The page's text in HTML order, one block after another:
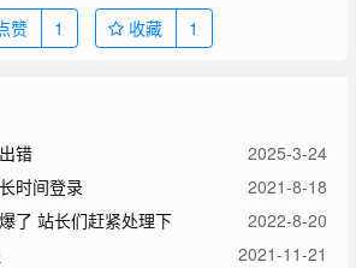
赞 1 收藏 1
错
2025-3-24
时间登录
2021-8-18
了 站长们赶紧处理下
2022-8-20
2021-11-21